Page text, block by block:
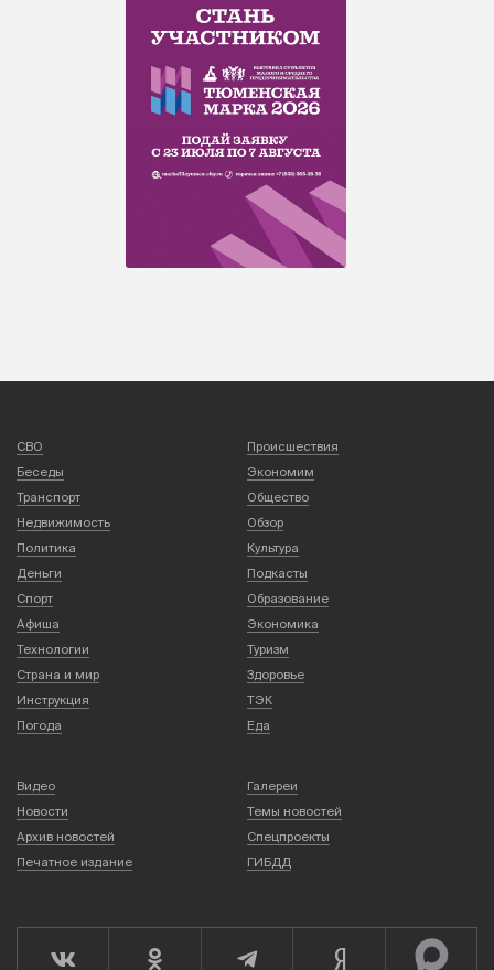
СВО
Происшествия
Беседы
Экономим
Транспорт
Общество
Недвижимость
Обзор
Политика
Культура
Деньги
Подкасты
Спорт
Образование
Афиша
Экономика
Технологии
Туризм
Страна и мир
Здоровье
Инструкция
ТЭК
Погода
Еда
Видео
Галереи
Новости
Темы новостей
Архив новостей
Спецпроекты
Печатное издание
ГИБДД